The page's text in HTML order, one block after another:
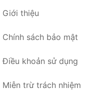
Giới thiệu
Chính sách bảo mật
Điều khoản sử dụng
Miễn trừ trách nhiệm